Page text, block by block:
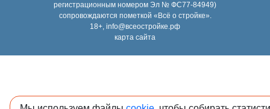
регистрационным номером Эл № ФС77-84949)
сопровождаются пометкой «Всё о стройке».
18+, info@всеостройке.рф
карта сайта